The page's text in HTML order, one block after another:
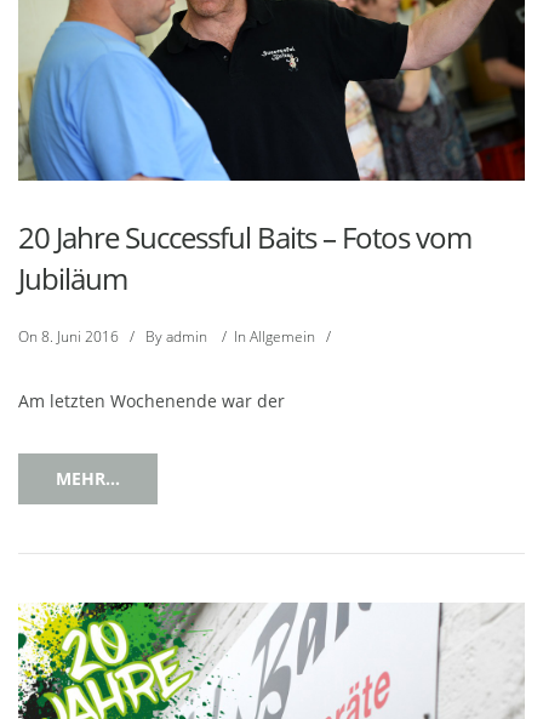
20 Jahre Successful Baits – Fotos vom
Jubiläum
On 8. Juni 2016 / Byadmin / In Allgemein /
Am letzten Wochenende war der
MEHR...